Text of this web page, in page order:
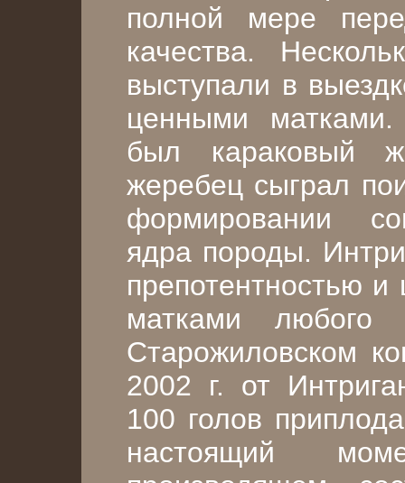
полной мере
качества.
выступали в
ценными
был караковый
жеребец сыграл
формировании
ядра породы.
препотентностью
матками любого
Старожиловском
2002 г. от
100 голов
настоящий